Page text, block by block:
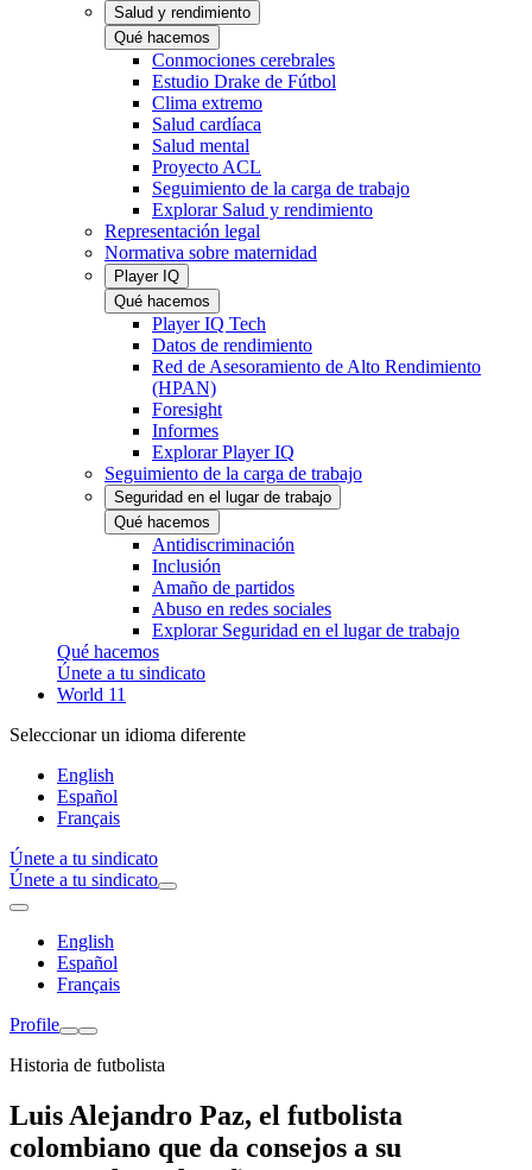
Salud y rendimiento
Qué hacemos
Conmociones cerebrales
Estudio Drake de Fútbol
Clima extremo
Salud cardíaca
Salud mental
Proyecto ACL
Seguimiento de la carga de trabajo
Explorar Salud y rendimiento
Representación legal
Normativa sobre maternidad
Player IQ
Qué hacemos
Player IQ Tech
Datos de rendimiento
Red de Asesoramiento de Alto Rendimiento
(HPAN)
Foresight
Informes
Explorar Player IQ
Seguimiento de la carga de trabajo
Seguridad en el lugar de trabajo
Qué hacemos
Antidiscriminación
Inclusión
Amaño de partidos
Abuso en redes sociales
Explorar Seguridad en el lugar de trabajo
Qué hacemos
Únete a tu sindicato
World 11
Seleccionar un idioma diferente
English
Español
Français
Únete a tu sindicato
Únete a tu sindicato
English
Español
Français
Profile
Historia de futbolista
Luis Alejandro Paz, el futbolista
colombiano que da consejos a su